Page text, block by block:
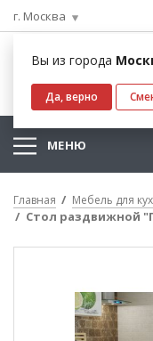
г. Москва
Вы из города
Да, верно
МЕНЮ
Главная Мебель для
Стол раздвижной